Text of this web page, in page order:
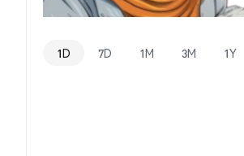
1D 7D 1M 3M 1Y